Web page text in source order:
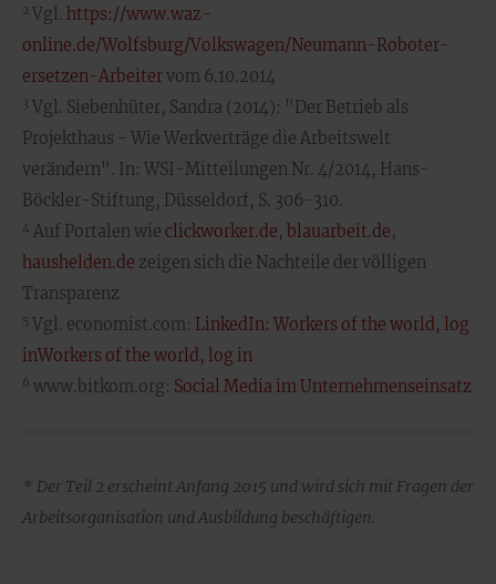
2 Vgl. https://www.waz-
online.de/Wolfsburg/Volkswagen/Neumann-Roboter-
ersetzen-Arbeitervom 6.10.2014
3 Vgl. Siebenhüter, Sandra (2014): "Der Betrieb als
Projekthaus - Wie Werkverträge die Arbeitswelt
verändern". In: WSI-Mitteilungen Nr. 4/2014, Hans-
Böckler-Stiftung, Düsseldorf, S. 306-310.
4 Auf Portalen wie clickworker.de, blauarbeit.de,
haushelden.de zeigen sich die Nachteile der völligen
Transparenz
5 Vgl. economist.com: LinkedIn: Workers of the world, log
inWorkers of the world, log in
6 www.bitkom.org: Social Media im Unternehmenseinsatz
* Der Teil 2 erscheint Anfang 2015 und wird sich mit Fragen der
Arbeitsorganisation und Ausbildung beschäftigen.